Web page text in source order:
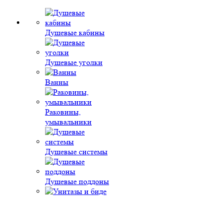
Душевые кабины
Душевые уголки
Ванны
Раковины,
умывальники
Душевые системы
Душевые поддоны